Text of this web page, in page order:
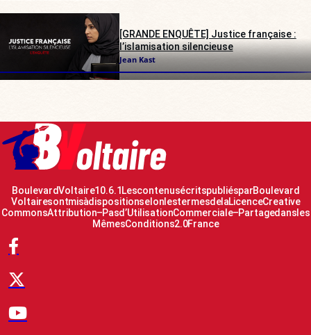
[GRANDE ENQUÊTE] Justice française :
l’islamisation silencieuse
Jean Kast
Boulevard Voltaire 10.6.1 Les contenus écrits publiés par Boulevard
Voltaire sont mis à disposition selon les termes de la Licence Creative
Commons Attribution – Pas d’Utilisation Commerciale – Partage dans les
Mêmes Conditions 2.0 France